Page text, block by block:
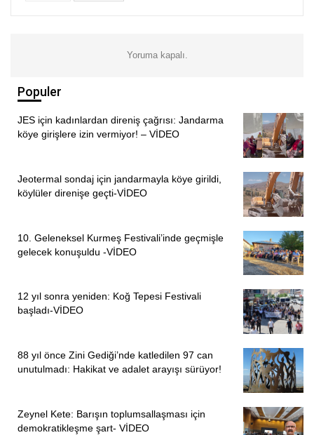
Yoruma kapalı.
Populer
JES için kadınlardan direniş çağrısı: Jandarma
köye girişlere izin vermiyor! – VİDEO
Jeotermal sondaj için jandarmayla köye girildi,
köylüler direnişe geçti-VİDEO
10. Geleneksel Kurmeş Festivali’inde geçmişle
gelecek konuşuldu -VİDEO
12 yıl sonra yeniden: Koğ Tepesi Festivali
başladı-VİDEO
88 yıl önce Zini Gediği’nde katledilen 97 can
unutulmadı: Hakikat ve adalet arayışı sürüyor!
Zeynel Kete: Barışın toplumsallaşması için
demokratikleşme şart- VİDEO